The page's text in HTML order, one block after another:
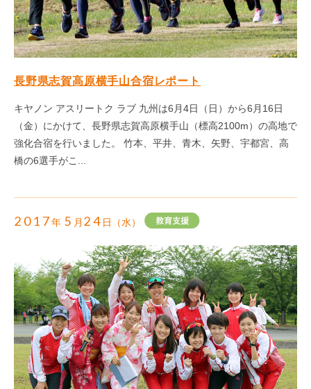
長野県志賀高原横手山合宿レポート
キヤノン アスリートク ラブ 九州は6月4日（日）から6月16日
（金）にかけて、長野県志賀高原横手山（標高2100m）の高地で
強化合宿を行いました。 竹本、平井、青木、矢野、宇都宮、高
橋の6選手がこ...
2017年 5 月 24 日（水）